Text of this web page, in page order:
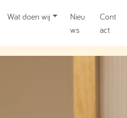
Wat doen wij
Nieu
ws
Cont
act